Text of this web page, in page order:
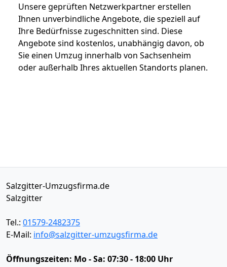
Unsere geprüften Netzwerkpartner erstellen
Ihnen unverbindliche Angebote, die speziell auf
Ihre Bedürfnisse zugeschnitten sind. Diese
Angebote sind kostenlos, unabhängig davon, ob
Sie einen Umzug innerhalb von Sachsenheim
oder außerhalb Ihres aktuellen Standorts planen.
Salzgitter-Umzugsfirma.de
Salzgitter
Tel.: 01579-2482375
E-Mail: info@salzgitter-umzugsfirma.de
Öffnungszeiten: Mo - Sa: 07:30 - 18:00 Uhr